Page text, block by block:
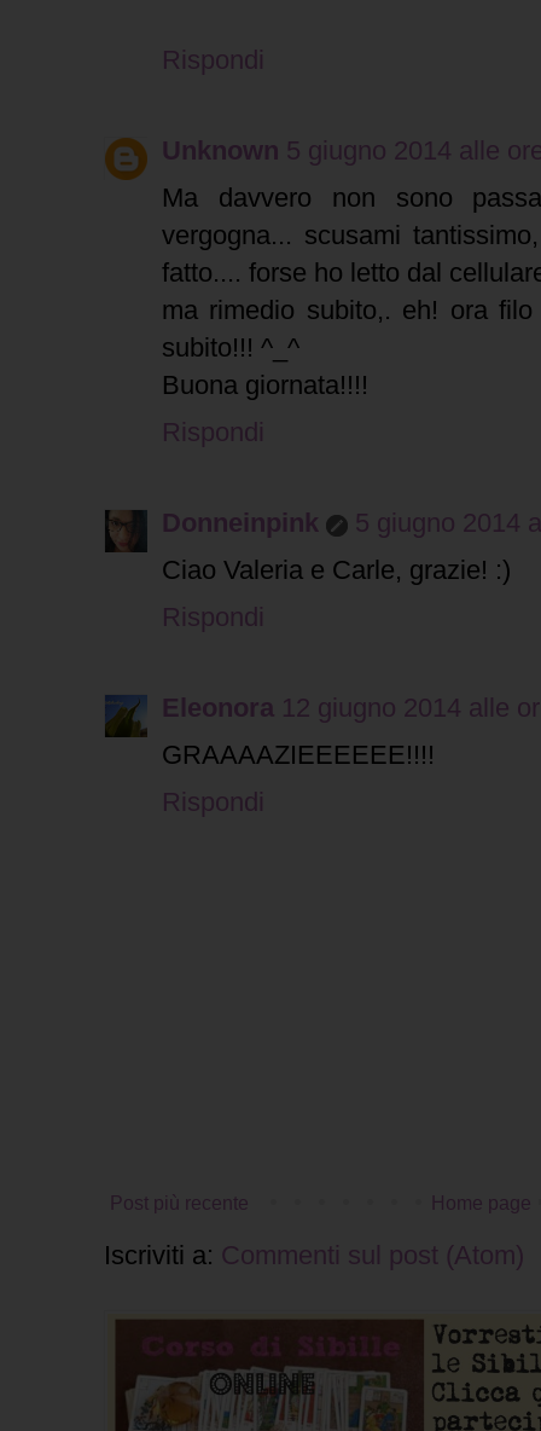
Rispondi
Unknown 5 giugno 2014 alle
Ma davvero non sono
vergogna... scusami
fatto.... forse ho letto dal
ma rimedio subito,. eh! ora
subito!!! ^_^
Buona giornata!!!!
Rispondi
Donneinpink
5 giugno 2014
Ciao Valeria e Carle, grazie! :)
Rispondi
Eleonora 12 giugno 2014 alle
GRAAAAZIEEEEEE!!!!
Rispondi
Post più recente Home page
Iscriviti a: Commenti sul post (Atom)